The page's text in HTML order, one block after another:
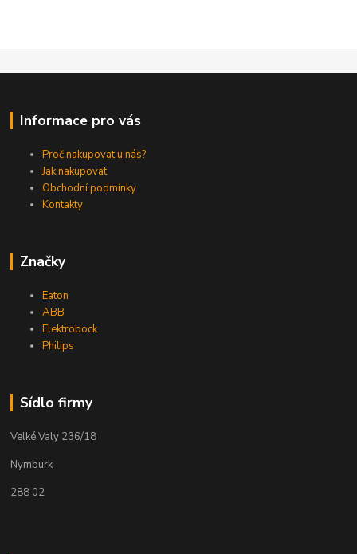
Informace pro vás
Proč nakupovat u nás?
Jak nakupovat
Obchodní podmínky
Kontakty
Značky
Eaton
ABB
Elektrobock
Philips
Sídlo firmy
Velké Valy 236/18
Nymburk
288 02